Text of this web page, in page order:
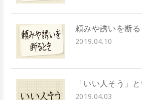
頼みや誘いを断
2019.04.10
「いい人そう」
2019.04.03